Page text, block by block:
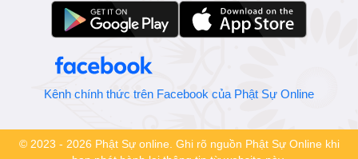
Kênh chính thức trên Facebook của Phật Sự Online
© 2023 - 2026 Phật Sự online. Ghi rõ nguồn Phật Sự Online khi